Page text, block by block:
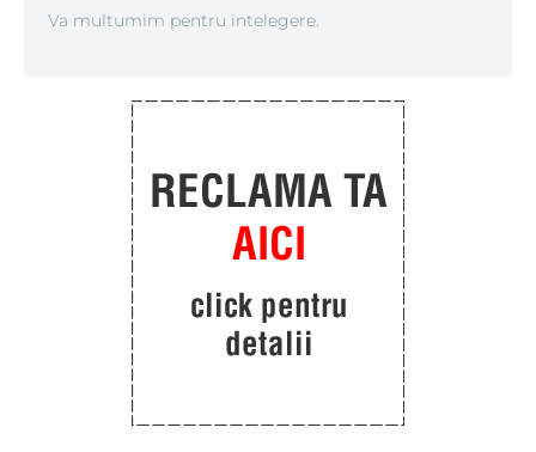
Va multumim pentru intelegere.